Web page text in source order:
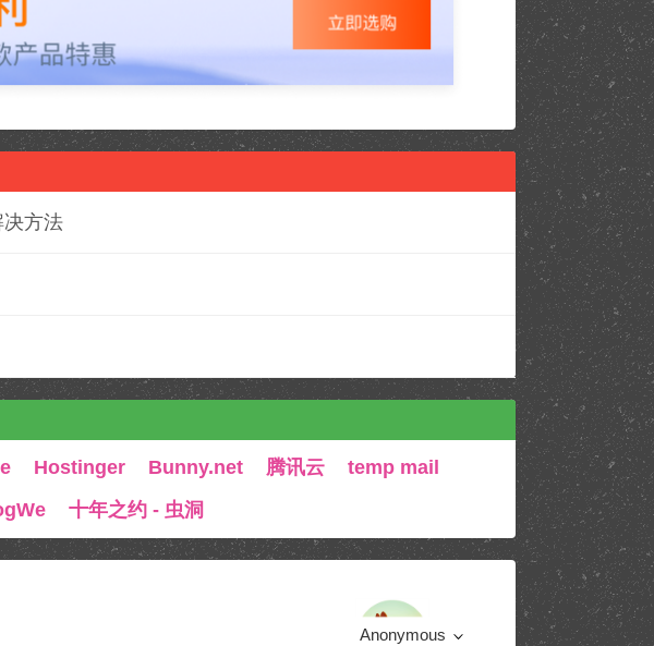
方法
Hostinger Bunny.net 腾讯云
temp mail
十年之约 - 虫洞
Anonymous